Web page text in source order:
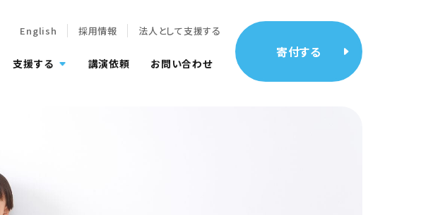
English 採用情報 法人として支援する
支援する 講演依頼 お問い合わせ
寄付する